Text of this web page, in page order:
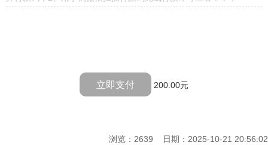
立即支付 200.00元
浏览：2639 日期：2025-10-21 20:56:02